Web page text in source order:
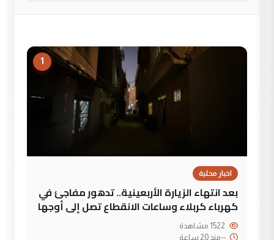
1
اخبار محلية
بعد انتهاء الزيارة الأربعينية.. تدهور مفاجئ في
كهرباء كربلاء وساعات الانقطاع تصل إلى أوجها
--منذ 20 ساعة